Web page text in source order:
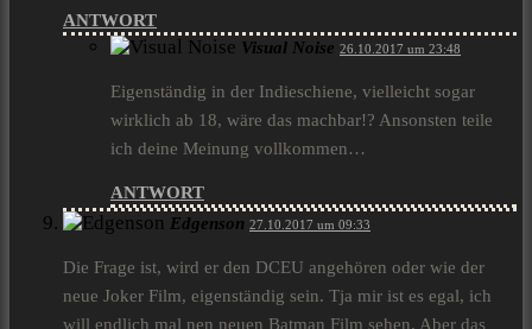
ANTWORT
Visual Noise 26.10.2017 um 23:48
Eigenständig in der Indieschiene, vielleicht sogar
wirklich ab 18, wäre das machbar!? Ansonsten teile
ich deine Meinung vollkommen…
ANTWORT
Edgenson 27.10.2017 um 09:33
Die Frage ist, wird er den DCEU angehören oder wie der
neue Joker Film, eigenständig sein. Tja mir ist es egal, ich
will endlich mal nen neuen Batman Film sehen. Aber das